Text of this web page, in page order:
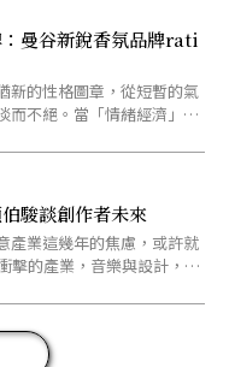
曼谷新銳香氛品牌rati
新的性格圖章，從短暫的氣
而不絕。當「情緒經濟」以
駿談創作者未來
產業這幾年的焦慮，或許就
擊的產業，音樂與設計，大